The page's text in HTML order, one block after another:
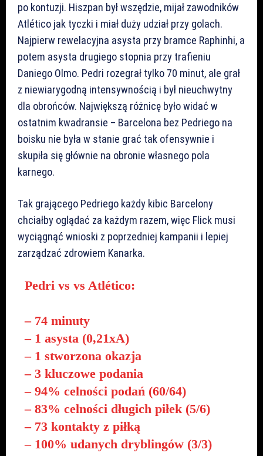
po kontuzji. Hiszpan był wszędzie, mijał zawodników
Atlético jak tyczki i miał duży udział przy golach.
Najpierw rewelacyjna asysta przy bramce Raphinhi, a
potem asysta drugiego stopnia przy trafieniu
Daniego Olmo. Pedri rozegrał tylko 70 minut, ale grał
z niewiarygodną intensywnością i był nieuchwytny
dla obrońców. Największą różnicę było widać w
ostatnim kwadransie – Barcelona bez Pedriego na
boisku nie była w stanie grać tak ofensywnie i
skupiła się głównie na obronie własnego pola
karnego.
Tak grającego Pedriego każdy kibic Barcelony
chciałby oglądać za każdym razem, więc Flick musi
wyciągnąć wnioski z poprzedniej kampanii i lepiej
zarządzać zdrowiem Kanarka.
Pedri vs vs Atlético:
– 74 minuty
– 1 asysta (0,21xA)
– 1 stworzona okazja
– 3 kluczowe podania
– 94% celności podań (60/64)
– 83% celności długich piłek (5/6)
– 73 kontakty z piłką
– 100% udanych dryblingów (3/3)